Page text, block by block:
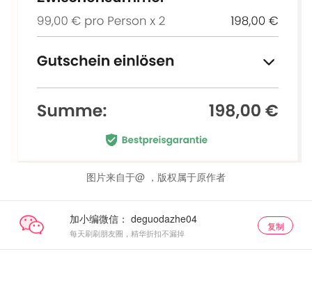
图片来自于@ ，版权属于原作者
加小编微信：
每天刷刷朋友圈，精华折扣不漏掉
复制